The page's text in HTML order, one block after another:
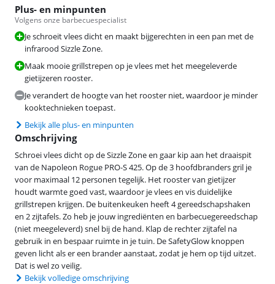
Plus- en minpunten
Volgens onze barbecuespecialist
Je schroeit vlees dicht en maakt bijgerechten in een pan met de
infrarood Sizzle Zone.
Maak mooie grillstrepen op je vlees met het meegeleverde
gietijzeren rooster.
Je verandert de hoogte van het rooster niet, waardoor je minder
kooktechnieken toepast.
Bekijk alle plus- en minpunten
Omschrijving
Schroei vlees dicht op de Sizzle Zone en gaar kip aan het draaispit
van de Napoleon Rogue PRO-S 425. Op de 3 hoofdbranders gril je
voor maximaal 12 personen tegelijk. Het rooster van gietijzer
houdt warmte goed vast, waardoor je vlees en vis duidelijke
grillstrepen krijgen. De buitenkeuken heeft 4 gereedschapshaken
en 2 zijtafels. Zo heb je jouw ingrediënten en barbecuegereedschap
(niet meegeleverd) snel bij de hand. Klap de rechter zijtafel na
gebruik in en bespaar ruimte in je tuin. De SafetyGlow knoppen
geven licht als er een brander aanstaat, zodat je hem op tijd uitzet.
Dat is wel zo veilig.
Bekijk volledige omschrijving